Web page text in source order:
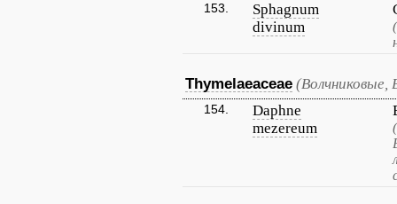
153.
Sphagnum
divinum
Thymelaeaceae (Волчниковые,
154.
Daphne
mezereum